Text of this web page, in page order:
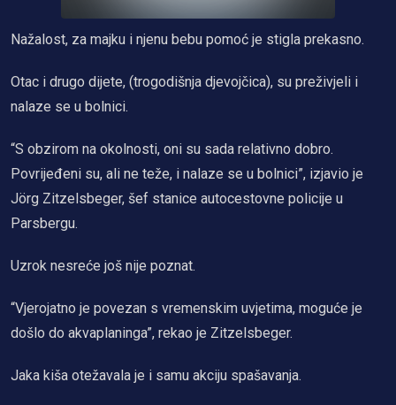
Nažalost, za majku i njenu bebu pomoć je stigla prekasno.
Otac i drugo dijete, (trogodišnja djevojčica), su preživjeli i
nalaze se u bolnici.
“S obzirom na okolnosti, oni su sada relativno dobro.
Povrijeđeni su, ali ne teže, i nalaze se u bolnici”, izjavio je
Jörg Zitzelsbeger, šef stanice autocestovne policije u
Parsbergu.
Uzrok nesreće još nije poznat.
“Vjerojatno je povezan s vremenskim uvjetima, moguće je
došlo do akvaplaninga”, rekao je Zitzelsbeger.
Jaka kiša otežavala je i samu akciju spašavanja.